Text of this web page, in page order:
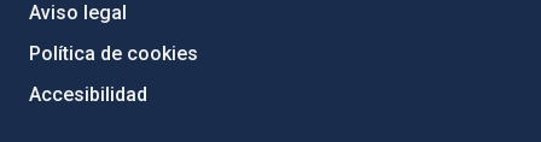
Aviso legal
Política de cookies
Accesibilidad